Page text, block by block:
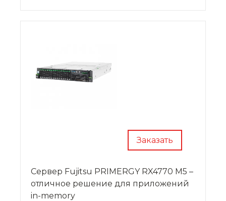
Заказать
Сервер Fujitsu PRIMERGY RX4770 M5 –
отличное решение для приложений
in-memory